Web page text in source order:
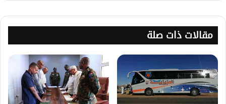
مقالات ذات صلة